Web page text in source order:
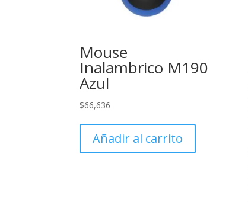
Mouse
Inalambrico M190
Azul
$66,636
Añadir al carrito